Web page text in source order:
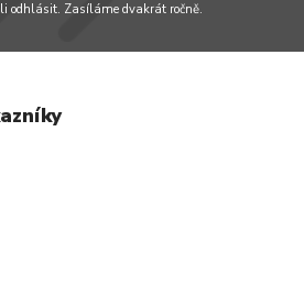
odhlásit. Zasíláme dvakrát ročně.